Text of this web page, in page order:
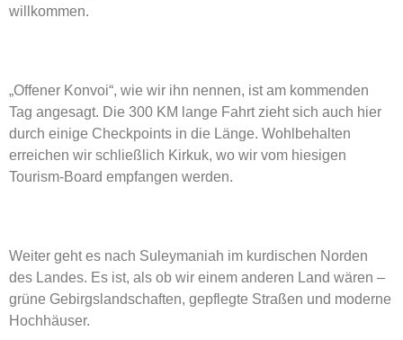
willkommen.
„Offener Konvoi“, wie wir ihn nennen, ist am kommenden
Tag angesagt. Die 300 KM lange Fahrt zieht sich auch hier
durch einige Checkpoints in die Länge. Wohlbehalten
erreichen wir schließlich Kirkuk, wo wir vom hiesigen
Tourism-Board empfangen werden.
Weiter geht es nach Suleymaniah im kurdischen Norden
des Landes. Es ist, als ob wir einem anderen Land wären –
grüne Gebirgslandschaften, gepflegte Straßen und moderne
Hochhäuser.